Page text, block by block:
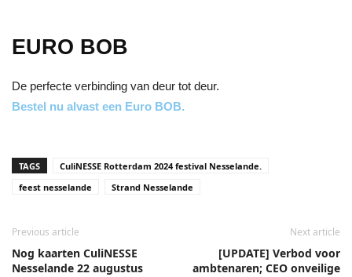
EURO BOB
De perfecte verbinding van deur tot deur.
Bestel nu alvast een Euro BOB.
TAGS
CuliNESSE Rotterdam 2024 festival Nesselande.
feest nesselande
Strand Nesselande
Previous article
Nog kaarten CuliNESSE
Nesselande 22 augustus
Next article
[UPDATE] Verbod voor
ambtenaren; CEO onveilige